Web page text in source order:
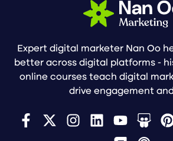
Expert digital marketer Nan Oo
better across digital platforms -
online courses teach digital
drive engagement